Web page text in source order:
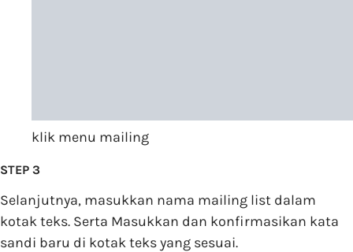
klik menu mailing
STEP 3
Selanjutnya, masukkan nama mailing list dalam
kotak teks. Serta Masukkan dan konfirmasikan kata
sandi baru di kotak teks yang sesuai.